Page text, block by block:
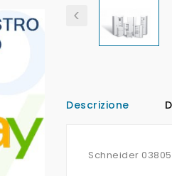
Descrizione
Schneider 03805